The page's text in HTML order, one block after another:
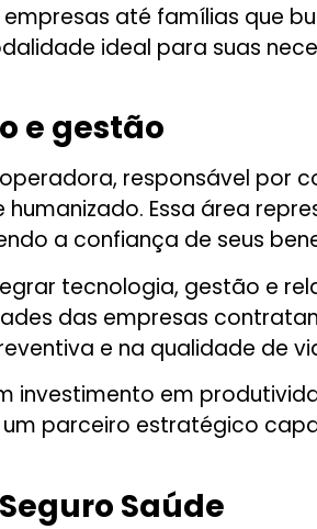
até famílias que
ideal para suas
e gestão
responsável por
Essa área
a confiança de seus
tecnologia, gestão e
das empresas
e na qualidade de
investimento em
parceiro estratégico
Saúde